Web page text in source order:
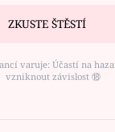
ZKUSTE ŠTĚSTÍ
varuje: Účastí na
vzniknout závislost ⑱